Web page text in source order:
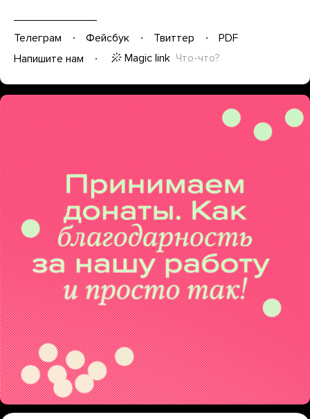
Телеграм Фейсбук Твиттер
PDF
Напишите нам
Magic link Что-что?